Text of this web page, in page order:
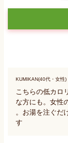
KUMIKAN(40代・女性)
こちらの低カロ
な方にも。女性
。お湯を注ぐだ
す